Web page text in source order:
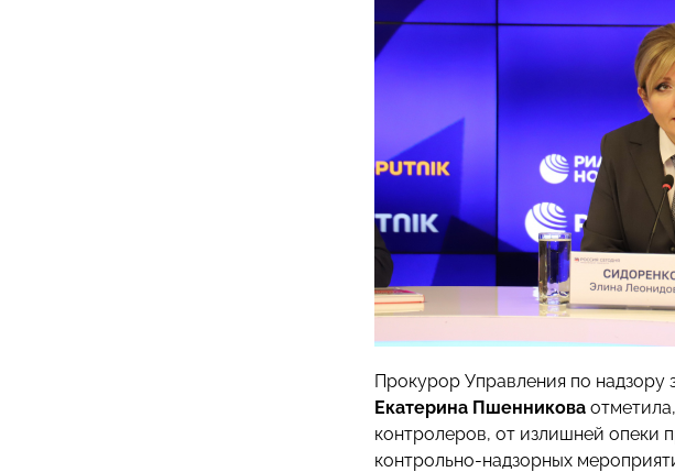
Прокурор Управления по
Екатерина Пшенникова
контролеров, от излишней опеки
контрольно-надзорных